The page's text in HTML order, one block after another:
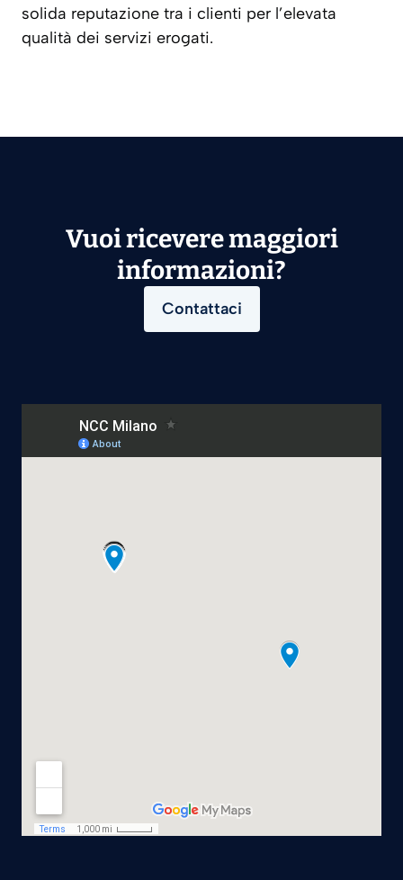
solida reputazione tra i clienti per l’elevata
qualità dei servizi erogati.
Vuoi ricevere maggiori
informazioni?
Contattaci